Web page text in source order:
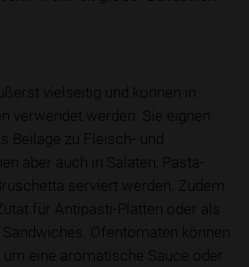
vielseitig und können in
verwendet werden. Sie eignen
Beilage zu Fleisch- und
aber auch in Salaten, Pasta-
serviert werden. Zudem
für Antipasti-Platten oder als
Ofentomaten können
eine aromatische Sauce oder